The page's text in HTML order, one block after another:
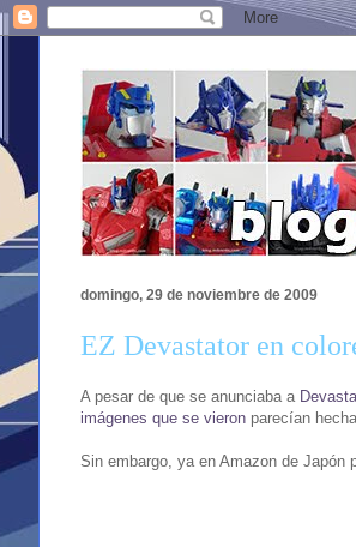
domingo, 29 de noviembre de 2009
EZ Devastator en
A pesar de que se anunciaba a
imágenes que se vieron parecían
Sin embargo, ya en Amazon de Japón